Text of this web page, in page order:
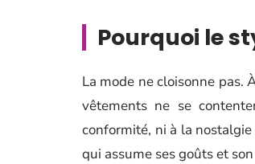
Pourquoi le
La mode ne cloisonne pas.
vêtements ne se
conformité, ni à la
qui assume ses goûts et